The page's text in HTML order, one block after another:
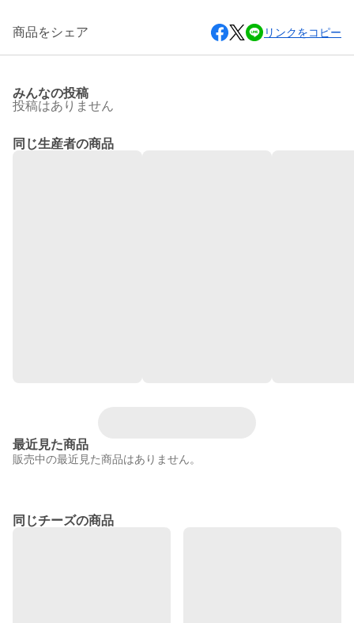
商品をシェア リンクをコピー
みんなの投稿
投稿はありません
同じ生産者の商品
最近見た商品
販売中の最近見た商品はありません。
同じチーズの商品